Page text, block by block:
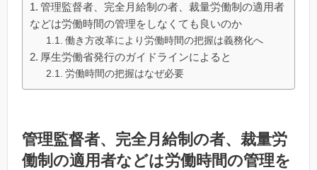
管理監督者、完全月給制の者、裁量労働制の適用者
などは労働時間の管理をしなくても良いのか
働き方改革により労働時間の把握は義務化へ
厚生労働省発行のガイドラインによると
労働時間の把握はなぜ必要
管理監督者、完全月給制の者、裁量労
働制の適用者などは労働時間の管理を